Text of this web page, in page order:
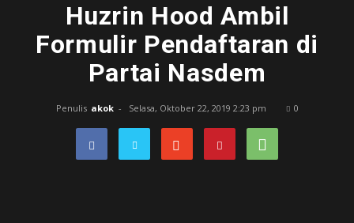
Huzrin Hood Ambil
Formulir Pendaftaran di
Partai Nasdem
Penulis akok - Selasa, Oktober 22, 2019 2:23 pm 0